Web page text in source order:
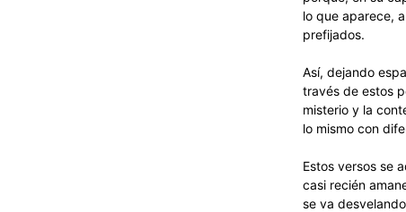
lo que aparece,
prefijados.
Así, dejando
través de estos
misterio y la
lo mismo con
Estos versos se
casi recién
se va